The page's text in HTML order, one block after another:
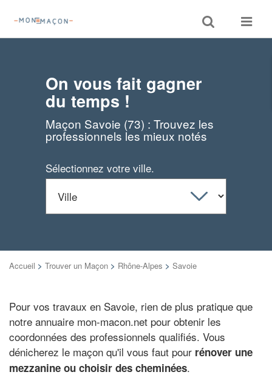
Toggle
search
Toggle
On vous fait gagner
du temps !
Maçon Savoie (73) : Trouvez les
professionnels les mieux notés
Sélectionnez votre ville.
Accueil > Trouver un Maçon > Rhône-Alpes > Savoie
Pour vos travaux en Savoie, rien de plus pratique que
notre annuaire mon-macon.net pour obtenir les
coordonnées des professionnels qualifiés. Vous
dénicherez le maçon qu'il vous faut pour rénover une
mezzanine ou choisir des cheminées.